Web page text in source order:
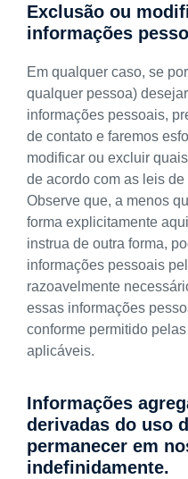
Exclusão ou
informações
Em qualquer caso, se
qualquer pessoa)
informações pessoais,
de contato e faremos
modificar ou excluir
de acordo com as leis
Observe que, a menos
forma explicitamente
instrua de outra forma,
informações pessoais
razoavelmente
essas informações
conforme permitido
aplicáveis.
Informações
derivadas do uso
permanecer em
indefinidamente.